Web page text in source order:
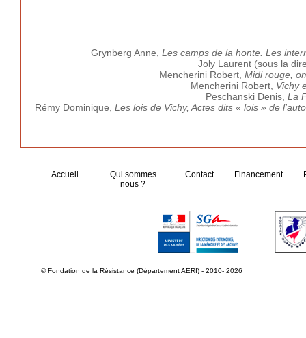
Grynberg Anne, Les camps de la honte. Les
Joly Laurent (sous la
Mencherini Robert, Midi rouge,
Mencherini Robert, Vichy
Peschanski Denis, La
Rémy Dominique, Les lois de Vichy, Actes dits « lois » de
Accueil
Qui sommes
nous ?
Contact Financement
© Fondation de la Résistance (Département AERI) - 2010- 2026